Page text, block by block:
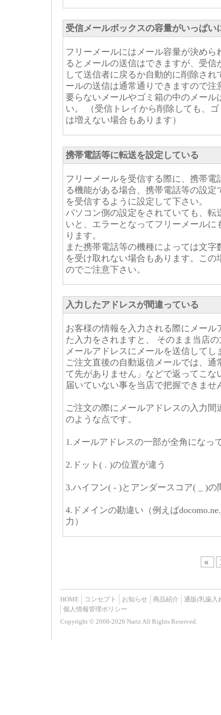
受信メールボックスの容量がいっぱい
フリーメールにはメール容量が決めら
るとメールの送信はできますが、受信
して送信者に戻るか自動的に削除さ
ールの送信は通常通りできますので注
要らないメールやゴミ箱の中のメール
い。 （受信トレイから削除しても、
は増えない場合もあります）
携帯電話等に転送を設定している
フリーメールを受信する際に、携帯電
る機能がある場合、携帯電話等の設定
を受信するように設定して下さい。
パソコン側の設定をされていても、転
いと、エラーとなってフリーメールに
ります。
また携帯電話等の機種によっては文
を受け取れない場合もあります。この
のでご注意下さい。
入力したアドレスが間違っている
お客様の情報を入力される際にメール
た入力をされますと、 そのまま当店
メールアドレスにメールを送信してし
ご注文直後の自動返信メールでは、通
て先がありません」などで返ってこな
届いていない事を当店で把握できませ
ご注文の際にメールアドレスの入力間
のような点です。
1.メールアドレスの一部が全角になっ
2.ドット( . )の位置が違う
3.ハイフン( - )とアンダースコア( _ )の
4.ドメインの勘違い（例えば
力）
«
HOME コンセプト お知らせ 商品紹介
通販(乳歯入
個人情報管理ポリシー
Copyright © 2008-2026 Nariz All Rights Reserved.